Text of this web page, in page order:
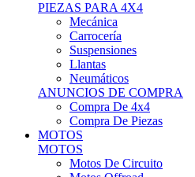
PIEZAS PARA 4X4
Mecánica
Carrocería
Suspensiones
Llantas
Neumáticos
ANUNCIOS DE COMPRA
Compra De 4x4
Compra De Piezas
MOTOS
MOTOS
Motos De Circuito